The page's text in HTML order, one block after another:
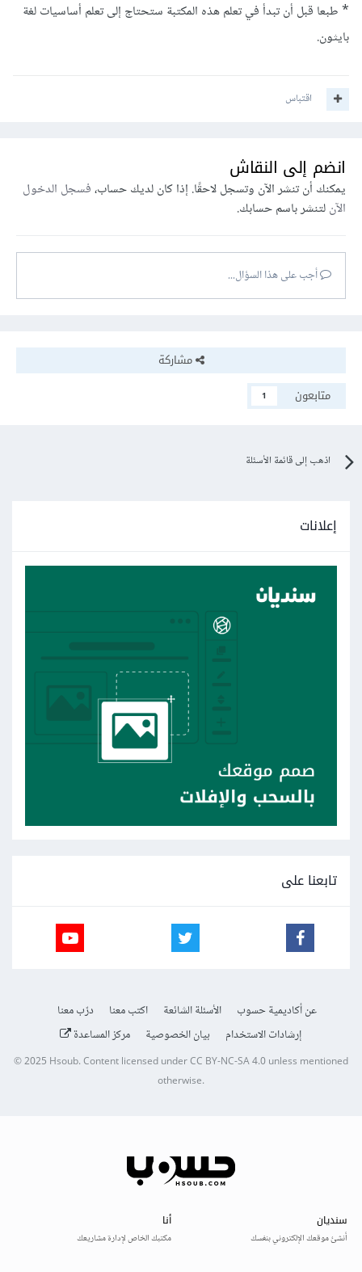
* طبعا قبل أن تبدأ في تعلم هذه المكتبة ستحتاج إلى تعلم أساسيات لغة
بايثون.
اقتباس
انضم إلى النقاش
يمكنك أن تنشر الآن وتسجل لاحقًا. إذا كان لديك حساب،فسجل الدخول
الآنلتنشر باسم حسابك.
أجب على هذا السؤال...
مشاركة
متابعون
1
اذهب إلى قائمة الأسئلة
إعلانات
تابعنا على
عن أكاديمية حسوب الأسئلة الشائعة اكتب معنا
درّب معنا
إرشادات الاستخدام
بيان الخصوصية مركز المساعدة
© 2025Hsoub.Content licensed underCC BY-NC-SA 4.0unless mentioned
otherwise.